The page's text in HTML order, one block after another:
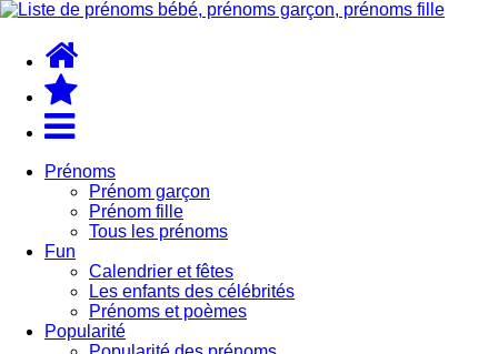
Prénoms
Prénom garçon
Prénom fille
Tous les prénoms
Fun
Calendrier et fêtes
Les enfants des célébrités
Prénoms et poèmes
Popularité